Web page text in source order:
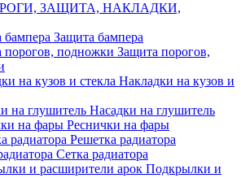
ЗАЩИТА, НАКЛАДКИ,
Защита бампера
Защита порогов,
Накладки на кузов и
Насадки на глушитель
Реснички на фары
Решетка радиатора
Сетка радиатора
Подкрылки и